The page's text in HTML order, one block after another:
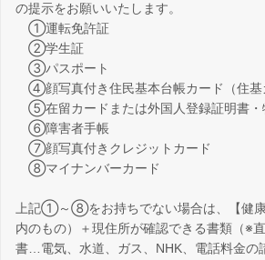
の提示をお願いいたします。
①運転免許証
②学生証
③パスポート
④顔写真付き住民基本台帳カード（住基
⑤在留カードまたは外国人登録証明書・
⑥障害者手帳
⑦顔写真付きクレジットカード
⑧マイナンバーカード
上記①～⑧をお持ちでない場合は、【健康
内のもの）＋現住所が確認できる書類（※
書…電気、水道、ガス、NHK、電話料金の